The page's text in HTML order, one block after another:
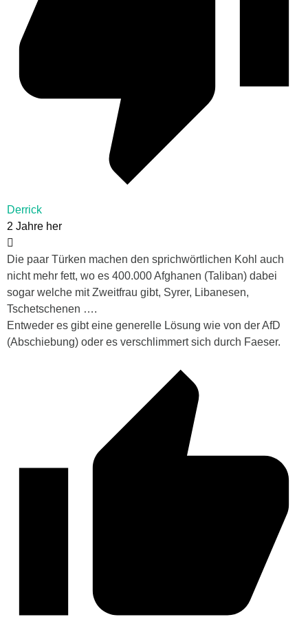
Derrick
2 Jahre her
Die paar Türken machen den sprichwörtlichen Kohl auch
nicht mehr fett, wo es 400.000 Afghanen (Taliban) dabei
sogar welche mit Zweitfrau gibt, Syrer, Libanesen,
Tschetschenen ….
Entweder es gibt eine generelle Lösung wie von der AfD
(Abschiebung) oder es verschlimmert sich durch Faeser.